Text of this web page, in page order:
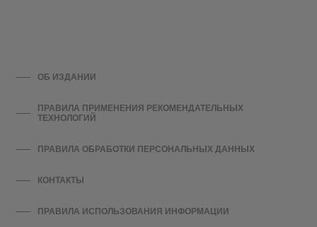
ОБ ИЗДАНИИ
ПРАВИЛА ПРИМЕНЕНИЯ РЕКОМЕНДАТЕЛЬНЫХ
ТЕХНОЛОГИЙ
ПРАВИЛА ОБРАБОТКИ ПЕРСОНАЛЬНЫХ ДАННЫХ
КОНТАКТЫ
ПРАВИЛА ИСПОЛЬЗОВАНИЯ ИНФОРМАЦИИ